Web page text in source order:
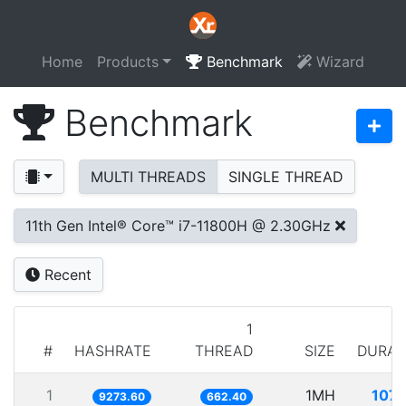
Home Products Benchmark Wizard
Benchmark
MULTI THREADS SINGLE THREAD
11th Gen Intel® Core™ i7-11800H @ 2.30GHz
Recent
# HASHRATE
1
THREAD
SIZE
1 9273.60 662.40 1MH